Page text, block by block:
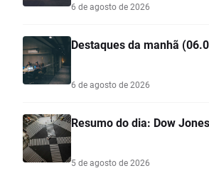
6 de agosto de 2026
Destaques da manhã
6 de agosto de 2026
Resumo do dia: Dow
5 de agosto de 2026